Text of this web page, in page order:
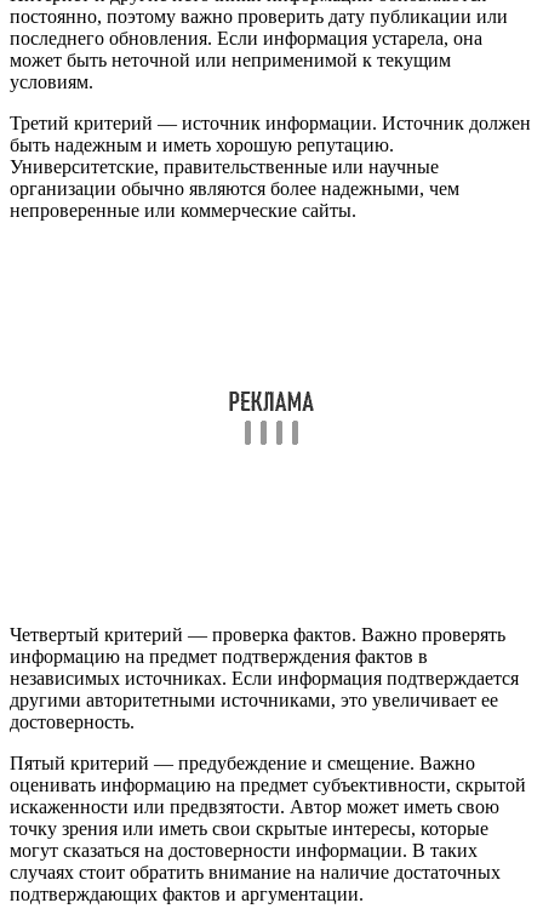
постоянно, поэтому важно проверить дату публикации или
последнего обновления. Если информация устарела, она
может быть неточной или неприменимой к текущим
условиям.
Третий критерий — источник информации. Источник должен
быть надежным и иметь хорошую репутацию.
Университетские, правительственные или научные
организации обычно являются более надежными, чем
непроверенные или коммерческие сайты.
Четвертый критерий — проверка фактов. Важно проверять
информацию на предмет подтверждения фактов в
независимых источниках. Если информация подтверждается
другими авторитетными источниками, это увеличивает ее
достоверность.
Пятый критерий — предубеждение и смещение. Важно
оценивать информацию на предмет субъективности, скрытой
искаженности или предвзятости. Автор может иметь свою
точку зрения или иметь свои скрытые интересы, которые
могут сказаться на достоверности информации. В таких
случаях стоит обратить внимание на наличие достаточных
подтверждающих фактов и аргументации.